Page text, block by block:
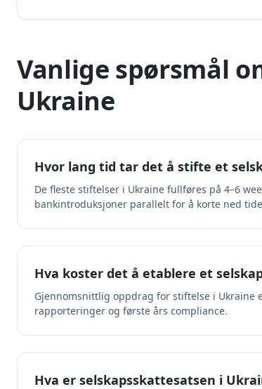
Vanlige spørsmål
Ukraine
Hvor lang tid tar det å stifte et
De fleste stiftelser i Ukraine fullføres på 4–6
bankintroduksjoner parallelt for å korte ned
Hva koster det å etablere et
Gjennomsnittlig oppdrag for stiftelse i Ukraine
rapporteringer og første års compliance.
Hva er selskapsskattesatsen i